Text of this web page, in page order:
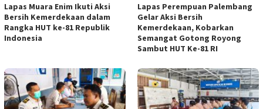
Lapas Muara Enim Ikuti Aksi
Bersih Kemerdekaan dalam
Rangka HUT ke-81 Republik
Indonesia
Lapas Perempuan Palembang
Gelar Aksi Bersih
Kemerdekaan, Kobarkan
Semangat Gotong Royong
Sambut HUT Ke-81 RI